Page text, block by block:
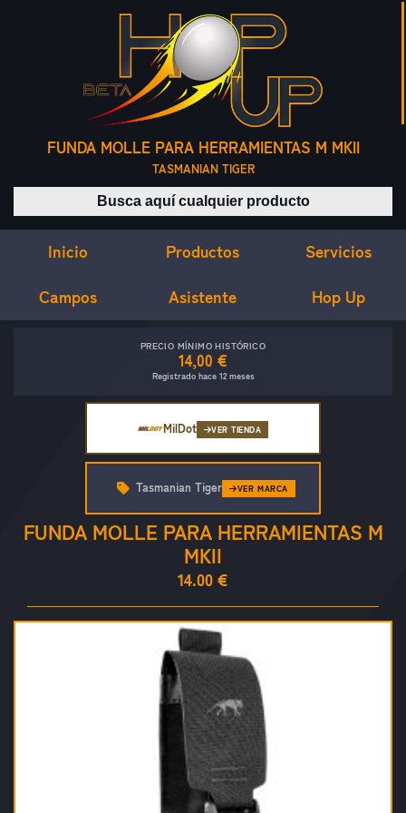
FUNDA MOLLE PARA HERRAMIENTAS M MKII
TASMANIAN TIGER
Buscar productos
Inicio Productos Servicios
Campos Asistente Hop Up
PRECIO MÍNIMO HISTÓRICO
14,00 €
Registrado hace 12 meses
MilDot VER TIENDA
FUNDA MOLLE PARA HERRAMIENTAS M
MKII
14.00 €
Tasmanian Tiger VER MARCA